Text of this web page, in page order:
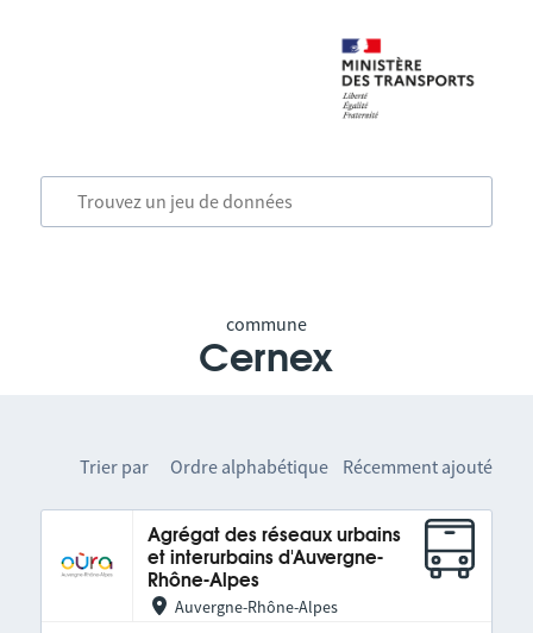
commune
Cernex
Trier par Ordre alphabétique Récemment ajouté
Agrégat des réseaux urbains
et interurbains d'Auvergne-
Rhône-Alpes
Auvergne-Rhône-Alpes